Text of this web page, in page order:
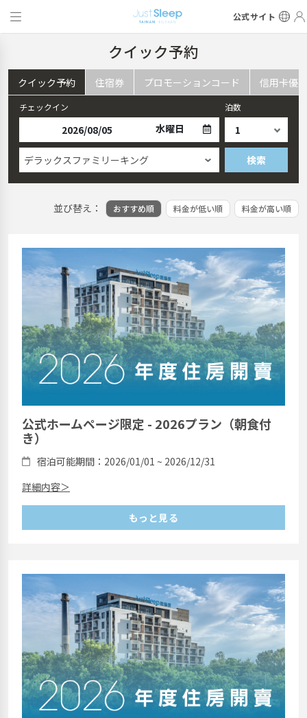
公式サイト
クイック予約
クイック予約 住宿券 プロモーションコード 信用卡優惠
チェックイン
水曜日
泊数
デラックスファミリーキング 検索
並び替え： おすすめ順 料金が低い順 料金が高い順
公式ホームページ限定 - 2026プラン（朝食付
き）
宿泊可能期間：2026/01/01 ~ 2026/12/31
詳細内容＞
もっと見る